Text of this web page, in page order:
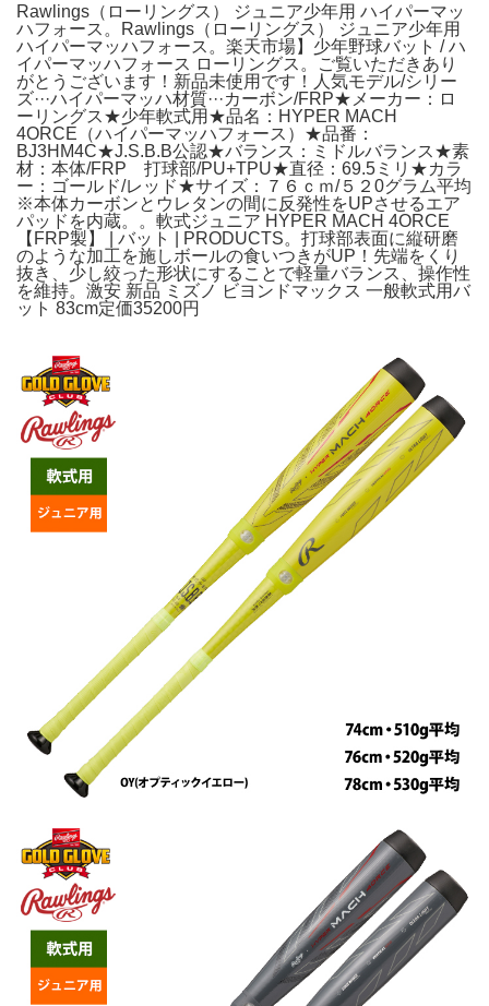
Rawlings（ローリングス） ジュニア少年用 ハイパーマッ
ハフォース。Rawlings（ローリングス） ジュニア少年用
ハイパーマッハフォース。楽天市場】少年野球バット / ハ
イパーマッハフォース ローリングス。ご覧いただきあり
がとうございます！新品未使用です！人気モデル/シリー
ズ···ハイパーマッハ材質···カーボン/FRP★メーカー：ロ
ーリングス★少年軟式用★品名：HYPER MACH
4ORCE（ハイパーマッハフォース）★品番：
BJ3HM4C★J.S.B.B公認★バランス：ミドルバランス★素
材：本体/FRP 打球部/PU+TPU★直径：69.5ミリ★カラ
ー：ゴールド/レッド★サイズ：７６ｃｍ/５２0グラム平均
※本体カーボンとウレタンの間に反発性をUPさせるエア
パッドを内蔵。。軟式ジュニア HYPER MACH 4ORCE
【FRP製】 | バット | PRODUCTS。打球部表面に縦研磨
のような加工を施しボールの食いつきがUP！先端をくり
抜き、少し絞った形状にすることで軽量バランス、操作性
を維持。激安 新品 ミズノ ビヨンドマックス 一般軟式用バ
ット 83cm定価35200円